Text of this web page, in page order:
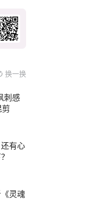
换一换
刺感
有心
灵魂